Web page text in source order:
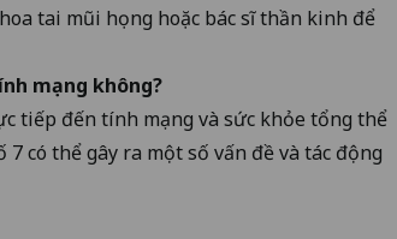
tai mũi họng hoặc bác sĩ thần kinh để
mạng không?
tiếp đến tính mạng và sức khỏe tổng thể
có thể gây ra một số vấn đề và tác động